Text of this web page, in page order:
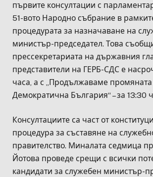
първите консултации с
51-вото Народно събрание в
процедурата за назначаване на
министър-председател. Това
прессекретариата на държавния
представители на ГЕРБ-СДС е
часа, а с „Продължаваме промяната
Демократична България“ – за 13:30
Консултациите са част от
процедура за съставяне на
правителство. Миналата седмица
Йотова проведе срещи с всички
кандидати за служебен министър-